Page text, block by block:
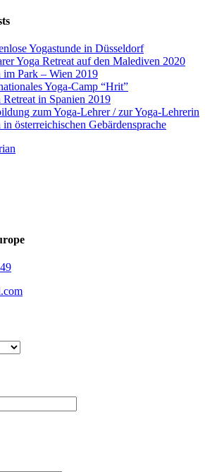
Yogastunde in Düsseldorf
Yoga Retreat auf den Malediven 2020
im Park – Wien 2019
Yoga-Camp “Hrit”
Retreat in Spanien 2019
zum Yoga-Lehrer / zur Yoga-Lehrerin
in österreichischen Gebärdensprache